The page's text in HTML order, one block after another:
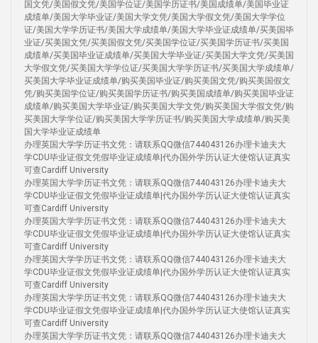
国文凭/美国假文凭/美国学位证/美国学历证书/美国成绩单/美国毕业证
成绩单/美国大学毕业证/美国大学文凭/美国大学假文凭/美国大学学位
证/美国大学学历证书/美国大学成绩单/美国大学毕业证成绩单/买美国毕
业证/买美国文凭/买美国假文凭/买美国学位证/买美国学历证书/买美国
成绩单/买美国毕业证成绩单/买美国大学毕业证/买美国大学文凭/买美国
大学假文凭/买美国大学学位证/买美国大学学历证书/买美国大学成绩单/
买美国大学毕业证成绩单/购买美国毕业证/购买美国文凭/购买美国假文
凭/购买美国学位证/购买美国学历证书/购买美国成绩单/购买美国毕业证
成绩单/购买美国大学毕业证/购买美国大学文凭/购买美国大学假文凭/购
买美国大学学位证/购买美国大学学历证书/购买美国大学成绩单/购买美
国大学毕业证成绩单
办理英国大学学历证书文凭：请联系QQ微信744043126办理卡迪夫大
学CDU毕业证假文凭假毕业证成绩单|代办国外学历认证大使馆认证真实
可查Cardiff University
办理英国大学学历证书文凭：请联系QQ微信744043126办理卡迪夫大
学CDU毕业证假文凭假毕业证成绩单|代办国外学历认证大使馆认证真实
可查Cardiff University
办理英国大学学历证书文凭：请联系QQ微信744043126办理卡迪夫大
学CDU毕业证假文凭假毕业证成绩单|代办国外学历认证大使馆认证真实
可查Cardiff University
办理英国大学学历证书文凭：请联系QQ微信744043126办理卡迪夫大
学CDU毕业证假文凭假毕业证成绩单|代办国外学历认证大使馆认证真实
可查Cardiff University
办理英国大学学历证书文凭：请联系QQ微信744043126办理卡迪夫大
学CDU毕业证假文凭假毕业证成绩单|代办国外学历认证大使馆认证真实
可查Cardiff University
办理英国大学学历证书文凭：请联系QQ微信744043126办理卡迪夫大